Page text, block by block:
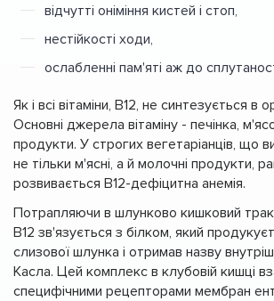
відчутті оніміння кистей і стоп,
нестійкості ходи,
ослабленні пам'яті аж до
Як і всі вітаміни, В12, не синтезується в
Основні джерела вітаміну - печінка,
продукти. У строгих вегетаріанців, що
не тільки м'ясні, а й молочні продукти,
розвивається В12-дефіцитна анемія.
Потрапляючи в шлунково кишковий
В12 зв'язується з білком, який
слизової шлунка і отримав назву
Касла. Цей комплекс в клубовій кишці
специфічними рецепторами мембран